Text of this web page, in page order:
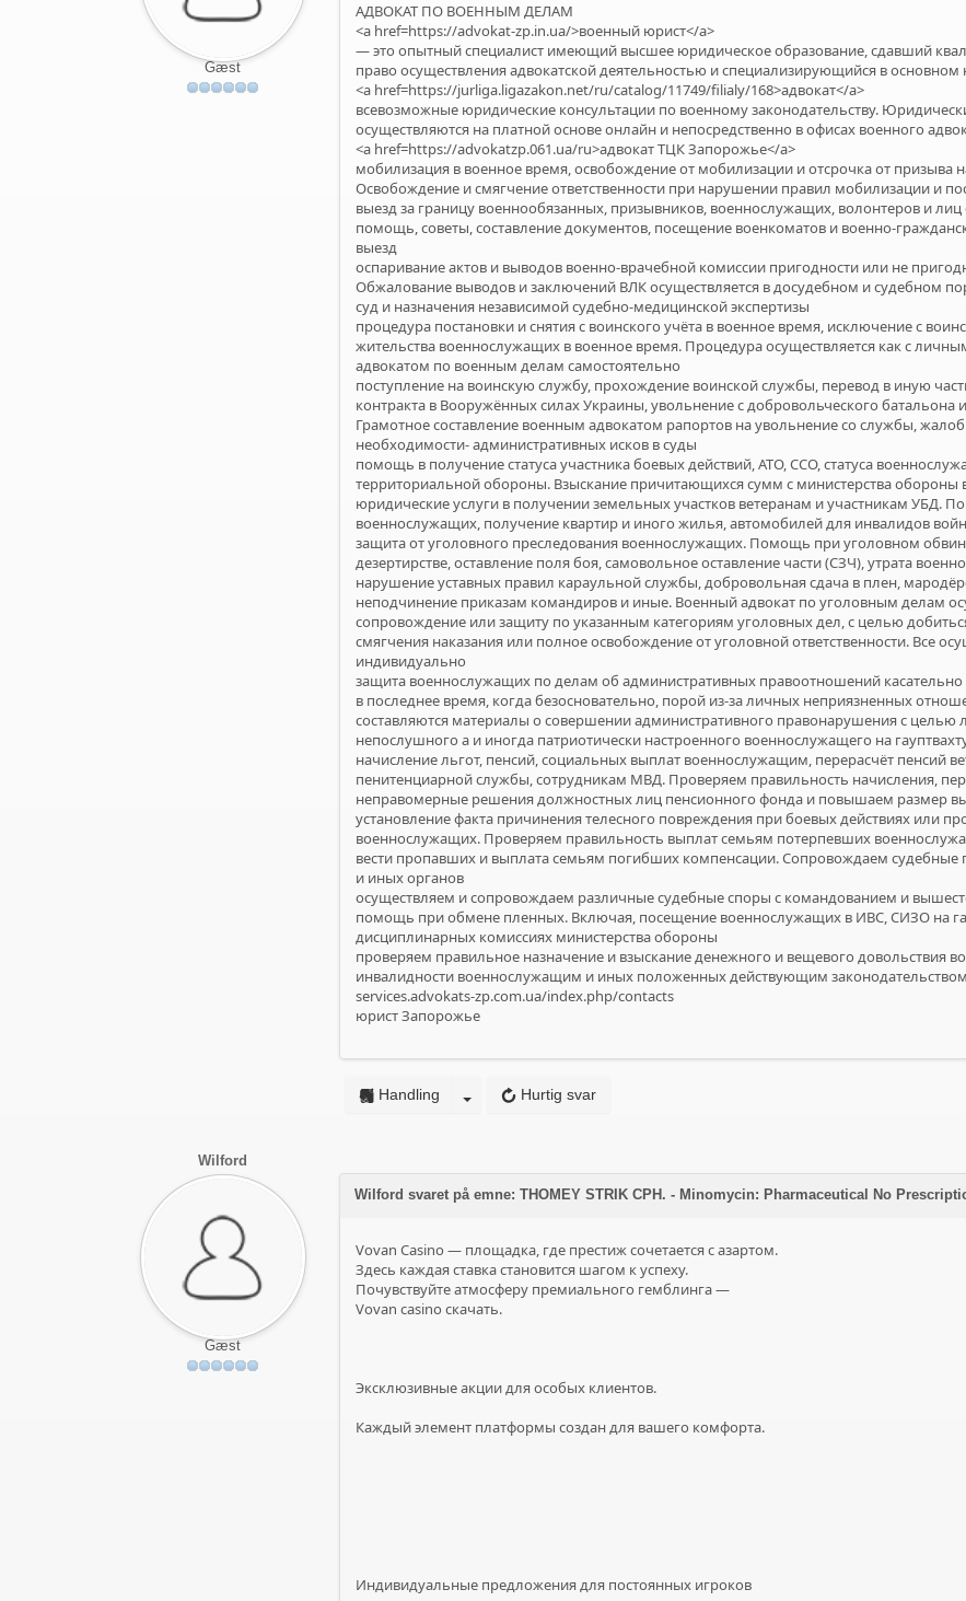
Gæst
АДВОКАТ ПО ВОЕННЫМ ДЕЛАМ
<a href=https://advokat-zp.in.ua/>военный юрист</a>
— это опытный специалист имеющий высшее юридическое образование, сдавший
право осуществления адвокатской деятельностью и специализирующийся в основном
<a href=https://jurliga.ligazakon.net/ru/catalog/11749/filialy/168>адвокат</a>
всевозможные юридические консультации по военному законодательству.
осуществляются на платной основе онлайн и непосредственно в офисах военного
<a href=https://advokatzp.061.ua/ru>адвокат ТЦК Запорожье</a>
мобилизация в военное время, освобождение от мобилизации и отсрочка от
Освобождение и смягчение ответственности при нарушении правил мобилизации и
выезд за границу военнообязанных, призывников, военнослужащих, волонтеров и
помощь, советы, составление документов, посещение военкоматов и военно-
выезд
оспаривание актов и выводов военно-врачебной комиссии пригодности или не
Обжалование выводов и заключений ВЛК осуществляется в досудебном и судебном
суд и назначения независимой судебно-медицинской экспертизы
процедура постановки и снятия с воинского учёта в военное время, исключение с
жительства военнослужащих в военное время. Процедура осуществляется как с
адвокатом по военным делам самостоятельно
поступление на воинскую службу, прохождение воинской службы, перевод в иную
контракта в Вооружённых силах Украины, увольнение с добровольческого
Грамотное составление военным адвокатом рапортов на увольнение со службы,
необходимости- административных исков в суды
помощь в получение статуса участника боевых действий, АТО, ССО, статуса
территориальной обороны. Взыскание причитающихся сумм с министерства обороны
юридические услуги в получении земельных участков ветеранам и участникам
военнослужащих, получение квартир и иного жилья, автомобилей для инвалидов
защита от уголовного преследования военнослужащих. Помощь при уголовном
дезертирстве, оставление поля боя, самовольное оставление части (СЗЧ), утрата
нарушение уставных правил караульной службы, добровольная сдача в плен,
неподчинение приказам командиров и иные. Военный адвокат по уголовным делам
сопровождение или защиту по указанным категориям уголовных дел, с целью
смягчения наказания или полное освобождение от уголовной ответственности. Все
индивидуально
защита военнослужащих по делам об административных правоотношений
в последнее время, когда безосновательно, порой из-за личных неприязненных
составляются материалы о совершении административного правонарушения с
непослушного а и иногда патриотически настроенного военнослужащего на
начисление льгот, пенсий, социальных выплат военнослужащим, перерасчёт пенсий
пенитенциарной службы, сотрудникам МВД. Проверяем правильность начисления,
неправомерные решения должностных лиц пенсионного фонда и повышаем размер
установление факта причинения телесного повреждения при боевых действиях или
военнослужащих. Проверяем правильность выплат семьям потерпевших
вести пропавших и выплата семьям погибших компенсации. Сопровождаем
и иных органов
осуществляем и сопровождаем различные судебные споры с командованием и
помощь при обмене пленных. Включая, посещение военнослужащих в ИВС, СИЗО на
дисциплинарных комиссиях министерства обороны
проверяем правильное назначение и взыскание денежного и вещевого
инвалидности военнослужащим и иных положенных действующим
services.advokats-zp.com.ua/index.php/contacts
юрист Запорожье
Hurtig svar
Handling
Wilford
Gæst
Wilford svaret på emne: THOMEY STRIK CPH. - Minomycin: Pharmaceutical No
Vovan Casino — площадка, где престиж сочетается с азартом.
Здесь каждая ставка становится шагом к успеху.
Почувствуйте атмосферу премиального гемблинга —
Vovan casino скачать.
Эксклюзивные акции для особых клиентов.
Каждый элемент платформы создан для вашего комфорта.
Индивидуальные предложения для постоянных игроков